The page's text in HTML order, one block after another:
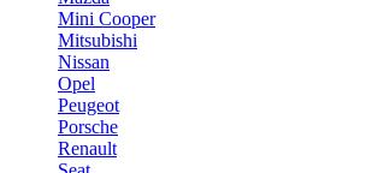
Mini Cooper
Mitsubishi
Nissan
Opel
Peugeot
Porsche
Renault